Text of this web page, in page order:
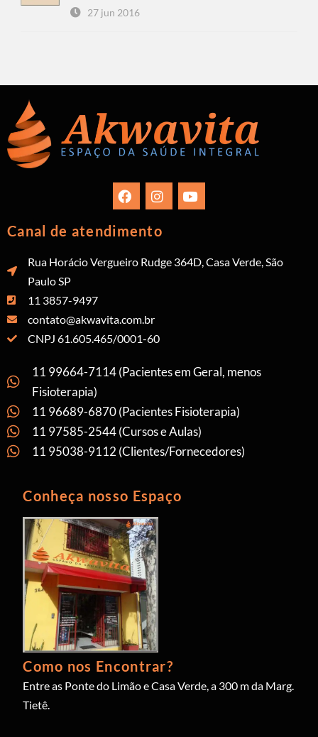
27 jun 2016
Canal de atendimento
Rua Horácio Vergueiro Rudge 364D, Casa Verde, São
Paulo SP
11 3857-9497
contato@akwavita.com.br
CNPJ 61.605.465/0001-60
11 99664-7114 (Pacientes em Geral, menos
Fisioterapia)
11 96689-6870 (Pacientes Fisioterapia)
11 97585-2544 (Cursos e Aulas)
11 95038-9112 (Clientes/Fornecedores)
Conheça nosso Espaço
Como nos Encontrar?
Entre as Ponte do Limão e Casa Verde, a 300 m da Marg.
Tietê.